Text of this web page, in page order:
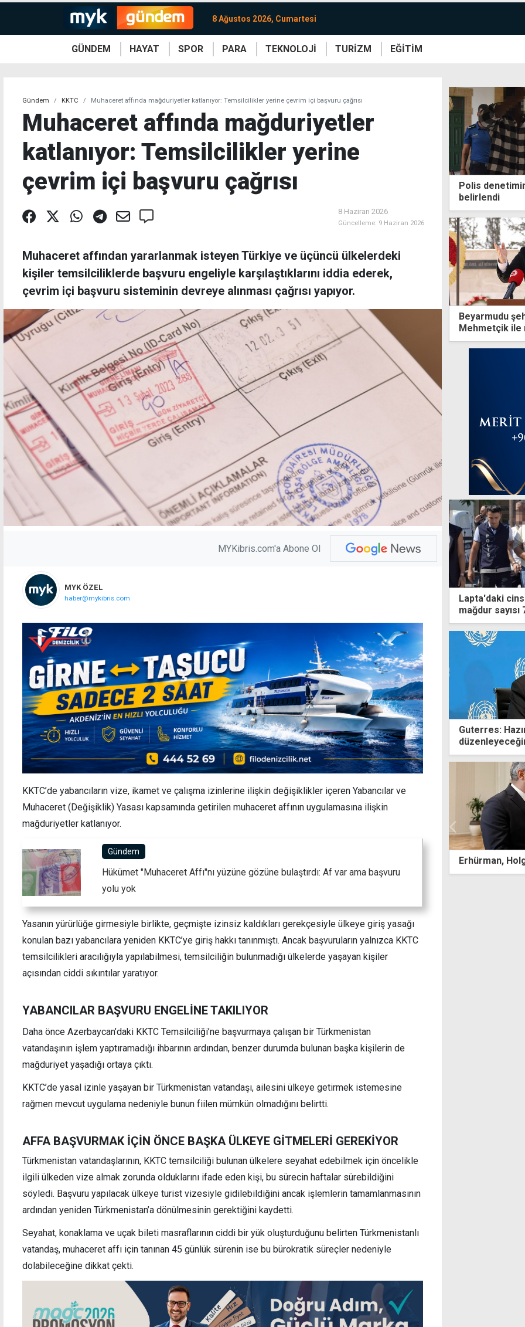
8 Ağustos 2026, Cumartesi
GÜNDEM HAYAT SPOR PARA TEKNOLOJİ TURİZM EĞİTİM
Gündem KKTC Muhaceret affında mağduriyetler katlanıyor: Temsilcilikler yerine çevrim içi başvuru çağrısı
Muhaceret affında mağduriyetler
katlanıyor: Temsilcilikler yerine
çevrim içi başvuru çağrısı
8 Haziran 2026
Güncelleme: 9 Haziran 2026
Muhaceret affından yararlanmak isteyen Türkiye ve üçüncü ülkelerdeki
kişiler temsilciliklerde başvuru engeliyle karşılaştıklarını iddia ederek,
çevrim içi başvuru sisteminin devreye alınması çağrısı yapıyor.
MYKibris.com'a Abone Ol
MYK ÖZEL
haber@mykibris.com
KKTC’de yabancıların vize, ikamet ve çalışma izinlerine ilişkin değişiklikler içeren Yabancılar ve
Muhaceret (Değişiklik) Yasası kapsamında getirilen muhaceret affının uygulamasına ilişkin
mağduriyetler katlanıyor.
Gündem
Hükümet "Muhaceret Affı"nı yüzüne gözüne bulaştırdı: Af var ama başvuru
yolu yok
Yasanın yürürlüğe girmesiyle birlikte, geçmişte izinsiz kaldıkları gerekçesiyle ülkeye giriş yasağı
konulan bazı yabancılara yeniden KKTC’ye giriş hakkı tanınmıştı. Ancak başvuruların yalnızca KKTC
temsilcilikleri aracılığıyla yapılabilmesi, temsilciliğin bulunmadığı ülkelerde yaşayan kişiler
açısından ciddi sıkıntılar yaratıyor.
YABANCILAR BAŞVURU ENGELİNE TAKILIYOR
Daha önce Azerbaycan’daki KKTC Temsilciliği’ne başvurmaya çalışan bir Türkmenistan
vatandaşının işlem yaptıramadığı ihbarının ardından, benzer durumda bulunan başka kişilerin de
mağduriyet yaşadığı ortaya çıktı.
KKTC’de yasal izinle yaşayan bir Türkmenistan vatandaşı, ailesini ülkeye getirmek istemesine
rağmen mevcut uygulama nedeniyle bunun fiilen mümkün olmadığını belirtti.
AFFA BAŞVURMAK İÇİN ÖNCE BAŞKA ÜLKEYE GİTMELERİ GEREKİYOR
Türkmenistan vatandaşlarının, KKTC temsilciliği bulunan ülkelere seyahat edebilmek için öncelikle
ilgili ülkeden vize almak zorunda olduklarını ifade eden kişi, bu sürecin haftalar sürebildiğini
söyledi. Başvuru yapılacak ülkeye turist vizesiyle gidilebildiğini ancak işlemlerin tamamlanmasının
ardından yeniden Türkmenistan’a dönülmesinin gerektiğini kaydetti.
Seyahat, konaklama ve uçak bileti masraflarının ciddi bir yük oluşturduğunu belirten Türkmenistanlı
vatandaş, muhaceret affı için tanınan 45 günlük sürenin ise bu bürokratik süreçler nedeniyle
dolabileceğine dikkat çekti.
Polis
belirlendi
Beyarmudu
Mehmetçik ile
yoğrularak
Lapta'daki
mağdur
Guterres:
Dernek ve
el konuldu
"Guterres'in ziyareti önemli ve olumlu,
bugün düne göre daha umutluyum"